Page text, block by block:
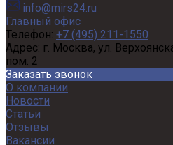
info@mirs24.ru
Главный офис
Телефон: +7 (495) 211-1550
Адрес: г. Москва, ул.
пом. 2
Заказать звонок
О компании
Новости
Статьи
Отзывы
Вакансии